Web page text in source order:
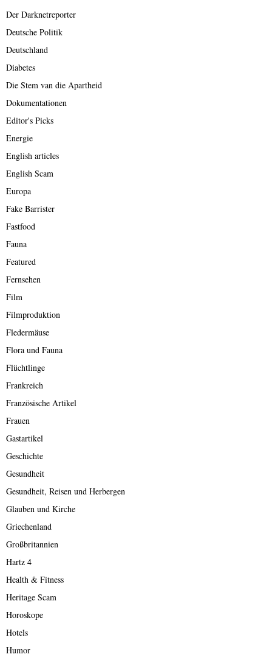
Der Darknetreporter
Deutsche Politik
Deutschland
Diabetes
Die Stem van die Apartheid
Dokumentationen
Editor's Picks
Energie
English articles
English Scam
Europa
Fake Barrister
Fastfood
Fauna
Featured
Fernsehen
Film
Filmproduktion
Fledermäuse
Flora und Fauna
Flüchtlinge
Frankreich
Französische Artikel
Frauen
Gastartikel
Geschichte
Gesundheit
Gesundheit, Reisen und Herbergen
Glauben und Kirche
Griechenland
Großbritannien
Hartz 4
Health & Fitness
Heritage Scam
Horoskope
Hotels
Humor